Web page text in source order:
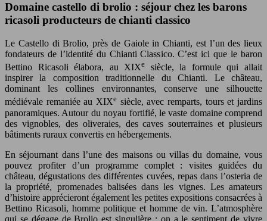
Domaine castello di brolio : séjour chez les barons
ricasoli producteurs de chianti classico
Le Castello di Brolio, près de Gaiole in Chianti, est l’un des lieux
fondateurs de l’identité du Chianti Classico. C’est ici que le baron
Bettino Ricasoli élabora, au XIXe siècle, la formule qui allait
inspirer la composition traditionnelle du Chianti. Le château,
dominant les collines environnantes, conserve une silhouette
médiévale remaniée au XIXe siècle, avec remparts, tours et jardins
panoramiques. Autour du noyau fortifié, le vaste domaine comprend
des vignobles, des oliveraies, des caves souterraines et plusieurs
bâtiments ruraux convertis en hébergements.
En séjournant dans l’une des maisons ou villas du domaine, vous
pouvez profiter d’un programme complet : visites guidées du
château, dégustations des différentes cuvées, repas dans l’osteria de
la propriété, promenades balisées dans les vignes. Les amateurs
d’histoire apprécieront également les petites expositions consacrées à
Bettino Ricasoli, homme politique et homme de vin. L’atmosphère
qui se dégage de Brolio est singulière : on a le sentiment de vivre